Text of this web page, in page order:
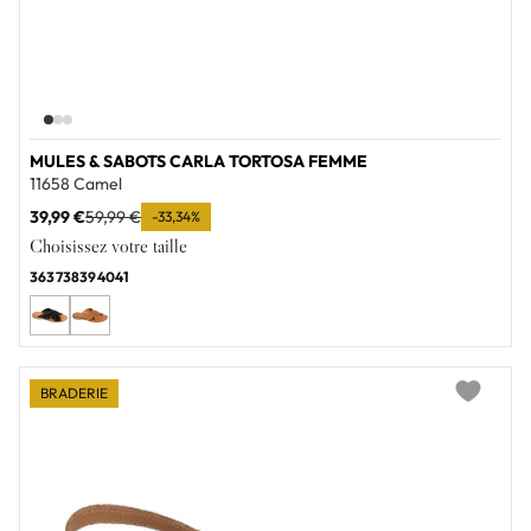
MULES & SABOTS CARLA TORTOSA FEMME
11658 Camel
39,99 €59,99 € -33,34%
Choisissez votre taille
363738394041
BRADERIE